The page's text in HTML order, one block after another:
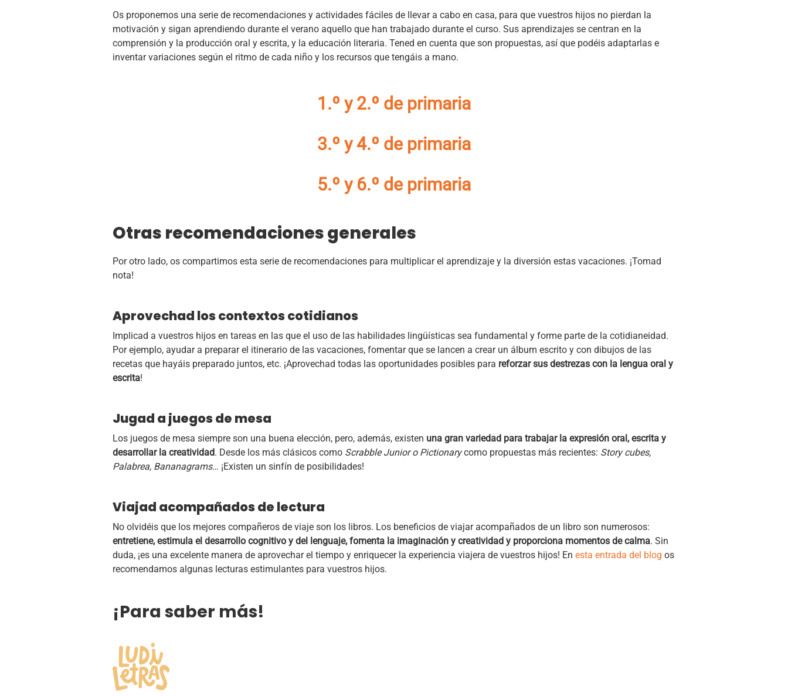
Os proponemos una serie de recomendaciones y actividades fáciles de llevar a cabo en casa, para que vuestros hijos no pierdan la
motivación y sigan aprendiendo durante el verano aquello que han trabajado durante el curso. Sus aprendizajes se centran en la
comprensión y la producción oral y escrita, y la educación literaria. Tened en cuenta que son propuestas, así que podéis adaptarlas e
inventar variaciones según el ritmo de cada niño y los recursos que tengáis a mano.
1.º y 2.º de primaria
3.º y 4.º de primaria
5.º y 6.º de primaria
Otras recomendaciones generales
Por otro lado, os compartimos esta serie de recomendaciones para multiplicar el aprendizaje y la diversión estas vacaciones. ¡Tomad
nota!
Aprovechad los contextos cotidianos
Implicad a vuestros hijos en tareas en las que el uso de las habilidades lingüísticas sea fundamental y forme parte de la cotidianeidad.
Por ejemplo, ayudar a preparar el itinerario de las vacaciones, fomentar que se lancen a crear un álbum escrito y con dibujos de las
recetas que hayáis preparado juntos, etc. ¡Aprovechad todas las oportunidades posibles para reforzar sus destrezas con la lengua oral y
escrita!
Jugad a juegos de mesa
Los juegos de mesa siempre son una buena elección, pero, además, existen una gran variedad para trabajar la expresión oral, escrita y
desarrollar la creatividad. Desde los más clásicos como Scrabble Junior o Pictionarycomo propuestas más recientes: Story cubes,
Palabrea, Bananagrams… ¡Existen un sinfín de posibilidades!
Viajad acompañados de lectura
No olvidéis que los mejores compañeros de viaje son los libros. Los beneficios de viajar acompañados de un libro son numerosos:
entretiene, estimula el desarrollo cognitivo y del lenguaje, fomenta la imaginación y creatividad y proporciona momentos de calma. Sin
duda, ¡es una excelente manera de aprovechar el tiempo y enriquecer la experiencia viajera de vuestros hijos! En esta entrada del blog os
recomendamos algunas lecturas estimulantes para vuestros hijos.
¡Para saber más!